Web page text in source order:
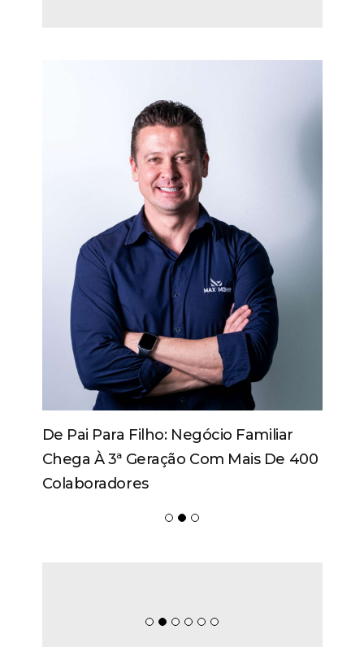
De Pai Para Filho: Negócio Familiar
Chega À 3ª Geração Com Mais De 400
Colaboradores